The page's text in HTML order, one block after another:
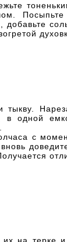
тыкву.
одной
с